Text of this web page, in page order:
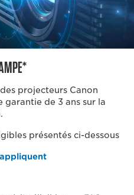
projecteurs Canon
de 3 ans sur la
présentés ci-dessous